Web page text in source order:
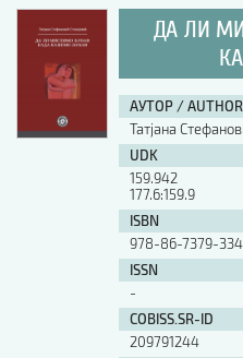
ГОДИНА ОБЈАВЉИВАЊА:
Правилник о издавачкој
Упутство ауторима
Упутство уредницима
Изјава о ауторству
Изјава о лектури
Изјава о коришћењу
Упутство за бирање
Уговор са аутором
ДА ЛИ
АУТОР / AUTHOR
Татјана
UDK
159.942
177.6:159.9
ISBN
978-86-7379-
ISSN
-
COBISS.SR-ID
209791244